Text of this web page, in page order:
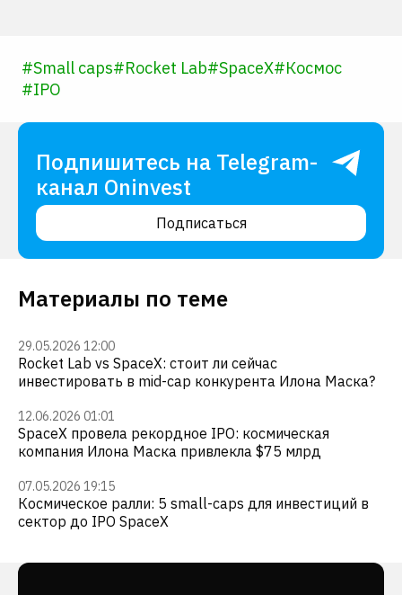
#Small caps#Rocket Lab#SpaceX#Космос
#IPO
Подпишитесь на Telegram-
канал Oninvest
Подписаться
Материалы по теме
29.05.2026 12:00
Rocket Lab vs SpaceX: стоит ли сейчас
инвестировать в mid-cap конкурента Илона Маска?
12.06.2026 01:01
SpaceX провела рекордное IPO: космическая
компания Илона Маска привлекла $75 млрд
07.05.2026 19:15
Космическое ралли: 5 small-caps для инвестиций в
сектор до IPO SpaceX